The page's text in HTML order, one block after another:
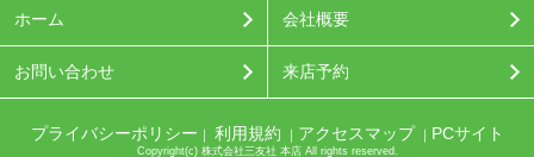
ホーム 会社概要
お問い合わせ 来店予約
プライバシーポリシー 利用規約 アクセスマップ PCサイト
Copyright(c) 株式会社三友社 本店 All rights reserved.